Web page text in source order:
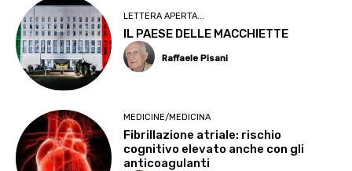
LETTERA APERTA...
IL PAESE DELLE MACCHIETTE
Raffaele Pisani
MEDICINE/MEDICINA
Fibrillazione atriale: rischio
cognitivo elevato anche con gli
anticoagulanti